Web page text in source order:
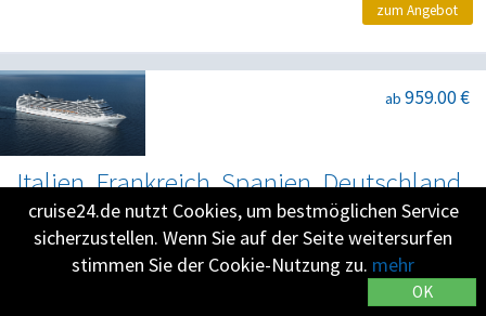
zum Angebot
Italien, Frankreich, Spanien, Deutschland
ab 959.00 €
MSC Magnifica
06.05.2027-17.05.2027• 11 Nächte
Genua (Portofino) Italien, Marseille (Provence) Frankreich, Tarragona Spanien, Auf
See, Auf See, La Coruna (Santiago de Compostela) Spanien, Bilbao Spanien, La
Rochelle Frankreich, Brest Frankreich, Auf See, Auf See, Warnemünde (Berlin)
cruise24.de nutzt Cookies, um bestmöglichen Service
sicherzustellen. Wenn Sie auf der Seite weitersurfen
stimmen Sie der Cookie-Nutzung zu. mehr
OK